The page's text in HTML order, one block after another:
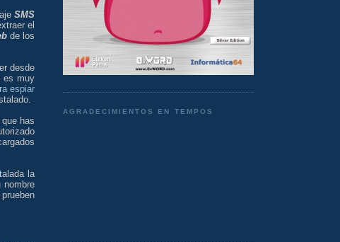
SMS
el
de los
desde
es muy
espiar
has
la
nombre
AGRADECIMIENTOS EN TEMPOS